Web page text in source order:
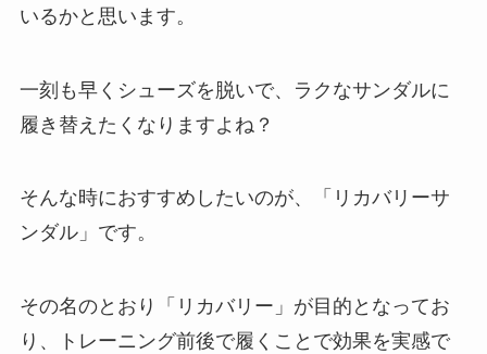
いるかと思います。
一刻も早くシューズを脱いで、ラクなサンダルに
履き替えたくなりますよね？
そんな時におすすめしたいのが、「リカバリーサ
ンダル」です。
その名のとおり「リカバリー」が目的となってお
り、トレーニング前後で履くことで効果を実感で